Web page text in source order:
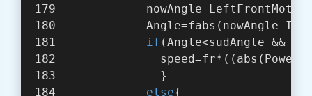
Angle=fabs(nowAngle-
if (Angle<sudAngle &&
               }
else{